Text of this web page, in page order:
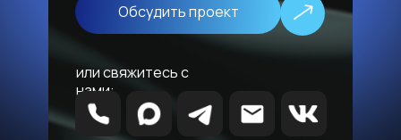
или свяжитесь с
нами:
Обсудить проект